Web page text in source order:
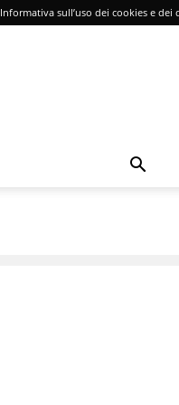
Informativa sull’uso dei cookies e dei